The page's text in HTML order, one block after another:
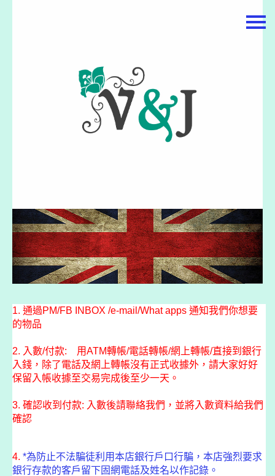
1. 通過PM/FB INBOX /e-mail/What apps 通知我們你想要
的物品
2. 入數/付款: 用ATM轉帳/電話轉帳/網上轉帳/直接到銀行
入錢，除了電話及網上轉帳沒有正式收據外，請大家好好
保留入帳收據至交易完成後至少一天。
3. 確認收到付款: 入數後請聯絡我們，並將入數資料給我們
確認
4. *為防止不法騙徒利用本店銀行戶口行騙，本店強烈要求
銀行存款的客戶留下固網電話及姓名以作記錄。
聯絡我們
貨幣
語言